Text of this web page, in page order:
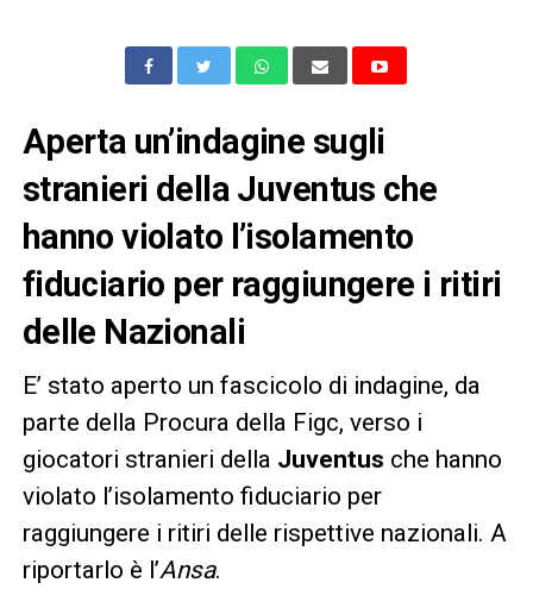
Aperta un’indagine sugli
stranieri della Juventus che
hanno violato l’isolamento
fiduciario per raggiungere i ritiri
delle Nazionali
E’ stato aperto un fascicolo di indagine, da
parte della Procura della Figc, verso i
giocatori stranieri della Juventus che hanno
violato l’isolamento fiduciario per
raggiungere i ritiri delle rispettive nazionali. A
riportarlo è l’Ansa.